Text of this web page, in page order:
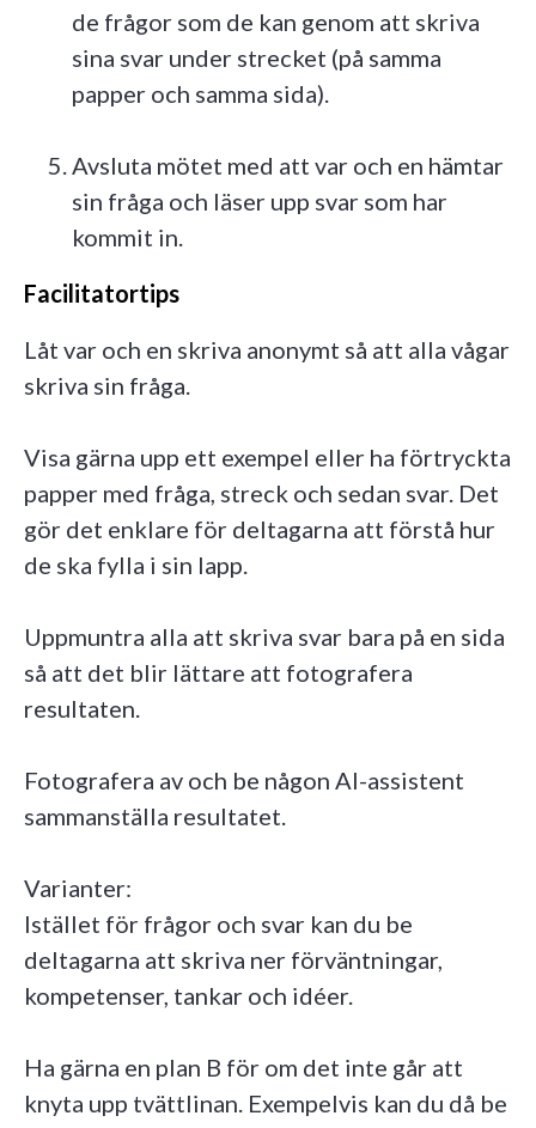
de frågor som de kan genom att skriva
sina svar under strecket (på samma
papper och samma sida).
Avsluta mötet med att var och en hämtar
sin fråga och läser upp svar som har
kommit in.
Facilitatortips
Låt var och en skriva anonymt så att alla vågar
skriva sin fråga.
Visa gärna upp ett exempel eller ha förtryckta
papper med fråga, streck och sedan svar. Det
gör det enklare för deltagarna att förstå hur
de ska fylla i sin lapp.
Uppmuntra alla att skriva svar bara på en sida
så att det blir lättare att fotografera
resultaten.
Fotografera av och be någon AI-assistent
sammanställa resultatet.
Varianter:
Istället för frågor och svar kan du be
deltagarna att skriva ner förväntningar,
kompetenser, tankar och idéer.
Ha gärna en plan B för om det inte går att
knyta upp tvättlinan. Exempelvis kan du då be